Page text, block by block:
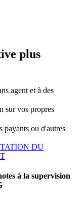
plus
agent et à des
sur vos propres
payants ou d'autres
DU
à la supervision